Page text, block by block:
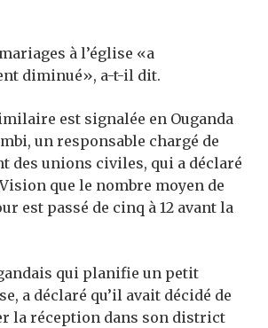
à l’église «a
diminué», a-t-il dit.
est signalée en Ouganda
un responsable chargé de
des unions civiles, qui a déclaré
que le nombre moyen de
est passé de cinq à 12 avant la
qui planifie un petit
a déclaré qu’il avait décidé de
la réception dans son district